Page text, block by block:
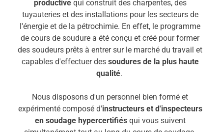
productivequi construit des charpentes, des
tuyauteries et des installations pour les secteurs de
l'énergie et de la pétrochimie. En effet, le programme
de cours de soudure a été conçu et créé pour former
des soudeurs prêts à entrer sur le marché du travail et
capables d'effectuer des soudures de la plus haute
qualité.
Nous disposons d'un personnel bien formé et
expérimenté composé d'instructeurs et d'inspecteurs
en soudage hypercertifiésqui vous suivent